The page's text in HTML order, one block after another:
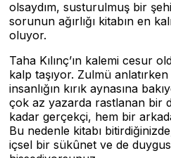
olsaydım, susturulmuş bir
sorunun ağırlığı kitabın en
oluyor.
Taha Kılınç’ın kalemi cesur
kalp taşıyor. Zulmü
insanlığın kırık aynasına
çok az yazarda rastlanan bir
kadar gerçekçi, hem bir
Bu nedenle kitabı
içsel bir sükûnet ve de